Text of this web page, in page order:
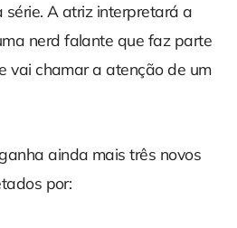
série. A atriz interpretará a
nerd falante que faz parte
vai chamar a atenção de um
ainda mais três novos
por: